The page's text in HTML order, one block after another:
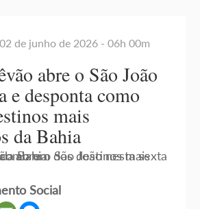
de junho de 2026 - 06h 00m
abre o São João
e desponta como
mais
da Bahia
Social